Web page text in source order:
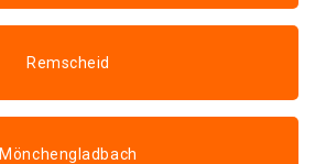
Remscheid
Mönchengladbach